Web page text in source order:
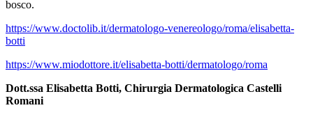
bosco.
https://www.doctolib.it/dermatologo-venereologo/roma/elisabetta-
botti
https://www.miodottore.it/elisabetta-botti/dermatologo/roma
Dott.ssa Elisabetta Botti, Chirurgia Dermatologica Castelli
Romani